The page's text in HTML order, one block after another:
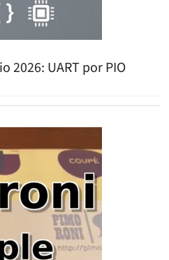
2026: UART por PIO